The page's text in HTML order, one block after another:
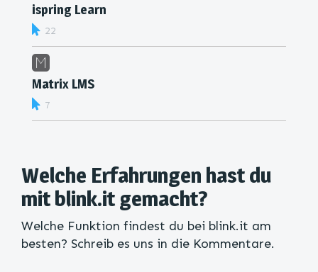
ispring Learn
22
Matrix LMS
7
Welche Erfahrungen hast du
mit blink.it gemacht?
Welche Funktion findest du bei blink.it am
besten? Schreib es uns in die Kommentare.